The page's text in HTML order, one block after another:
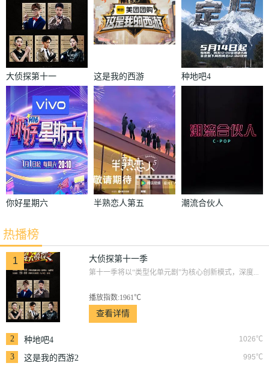
大侦探第十一
这是我的西游 种地吧4
你好星期六
半熟恋人第五
潮流合伙人
热播榜
1 大侦探第十一季
第十一季将以“类型化单元剧”为核心创新模式，深度...
播放指数:1961℃
查看详情
2 1026℃
种地吧4
3
995℃
这是我的西游2